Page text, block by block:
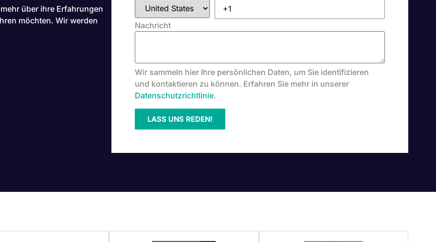
über ihre Erfahrungen
möchten. Wir werden
Nachricht
Wir sammeln hier Ihre persönlichen Daten, um Sie identifizieren
und kontaktieren zu können. Erfahren Sie mehr in unserer
Datenschutzrichtlinie.